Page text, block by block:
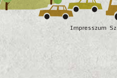
Impresszum